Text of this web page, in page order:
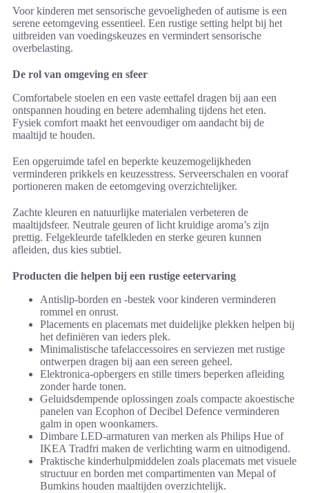
Voor kinderen met sensorische gevoeligheden of autisme is een
serene eetomgeving essentieel. Een rustige setting helpt bij het
uitbreiden van voedingskeuzes en vermindert sensorische
overbelasting.
De rol van omgeving en sfeer
Comfortabele stoelen en een vaste eettafel dragen bij aan een
ontspannen houding en betere ademhaling tijdens het eten.
Fysiek comfort maakt het eenvoudiger om aandacht bij de
maaltijd te houden.
Een opgeruimde tafel en beperkte keuzemogelijkheden
verminderen prikkels en keuzesstress. Serveerschalen en vooraf
portioneren maken de eetomgeving overzichtelijker.
Zachte kleuren en natuurlijke materialen verbeteren de
maaltijdsfeer. Neutrale geuren of licht kruidige aroma’s zijn
prettig. Felgekleurde tafelkleden en sterke geuren kunnen
afleiden, dus kies subtiel.
Producten die helpen bij een rustige eetervaring
Antislip-borden en -bestek voor kinderen verminderen
rommel en onrust.
Placements en placemats met duidelijke plekken helpen bij
het definiëren van ieders plek.
Minimalistische tafelaccessoires en serviezen met rustige
ontwerpen dragen bij aan een sereen geheel.
Elektronica-opbergers en stille timers beperken afleiding
zonder harde tonen.
Geluidsdempende oplossingen zoals compacte akoestische
panelen van Ecophon of Decibel Defence verminderen
galm in open woonkamers.
Dimbare LED-armaturen van merken als Philips Hue of
IKEA Tradfri maken de verlichting warm en uitnodigend.
Praktische kinderhulpmiddelen zoals placemats met visuele
structuur en borden met compartimenten van Mepal of
Bumkins houden maaltijden overzichtelijk.